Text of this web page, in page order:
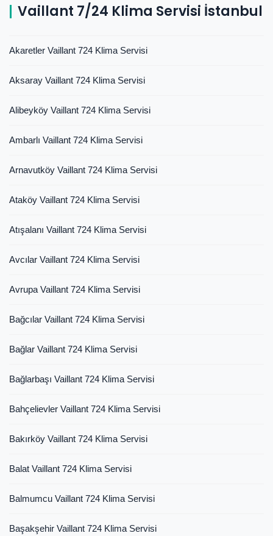
Vaillant 7/24 Klima Servisi İstanbul
Akaretler Vaillant 724 Klima Servisi
Aksaray Vaillant 724 Klima Servisi
Alibeyköy Vaillant 724 Klima Servisi
Ambarlı Vaillant 724 Klima Servisi
Arnavutköy Vaillant 724 Klima Servisi
Ataköy Vaillant 724 Klima Servisi
Atışalanı Vaillant 724 Klima Servisi
Avcılar Vaillant 724 Klima Servisi
Avrupa Vaillant 724 Klima Servisi
Bağcılar Vaillant 724 Klima Servisi
Bağlar Vaillant 724 Klima Servisi
Bağlarbaşı Vaillant 724 Klima Servisi
Bahçelievler Vaillant 724 Klima Servisi
Bakırköy Vaillant 724 Klima Servisi
Balat Vaillant 724 Klima Servisi
Balmumcu Vaillant 724 Klima Servisi
Başakşehir Vaillant 724 Klima Servisi